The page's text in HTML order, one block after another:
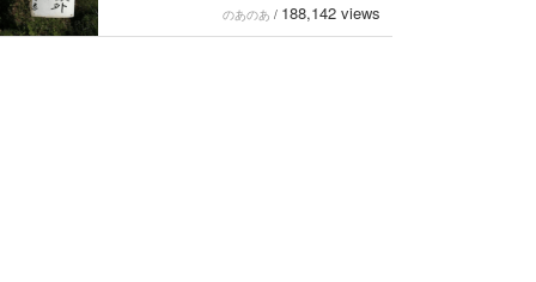
のあのあ / 188,142 views